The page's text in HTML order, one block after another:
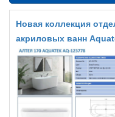
Новая коллекция
акриловых ванн